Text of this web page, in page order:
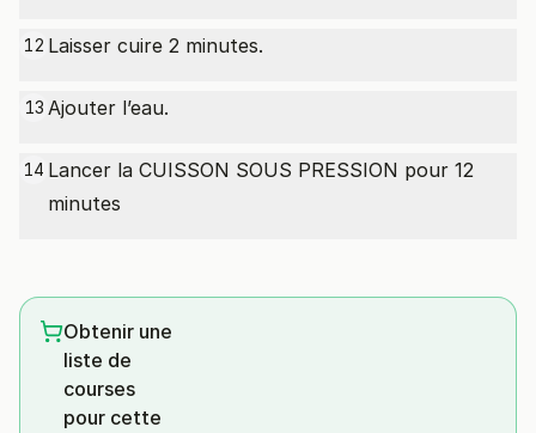
12 Laisser cuire 2 minutes.
13 Ajouter l’eau.
14 Lancer la CUISSON SOUS PRESSION pour 12
minutes
Obtenir une
liste de
courses
pour cette